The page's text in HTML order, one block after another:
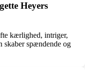
Heyers
kærlighed, intriger,
skaber spændende og